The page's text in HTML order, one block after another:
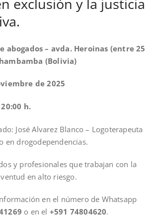
exclusión y la justicia
abogados – avda. Heroinas (entre 25
(Bolivia)
de 2025
h.
José Alvarez Blanco – Logoterapeuta
en drogodependencias.
y profesionales que trabajan con la
en alto riesgo.
en el número de Whatsapp
o en el +591 74804620.